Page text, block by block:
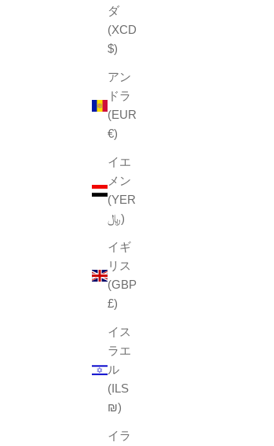
ダ
(XCD
$)
アン
ドラ
(EUR
€)
イエ
メン
(YER
﷼)
イギ
リス
(GBP
£)
イス
ラエ
ル
(ILS
₪)
イラ